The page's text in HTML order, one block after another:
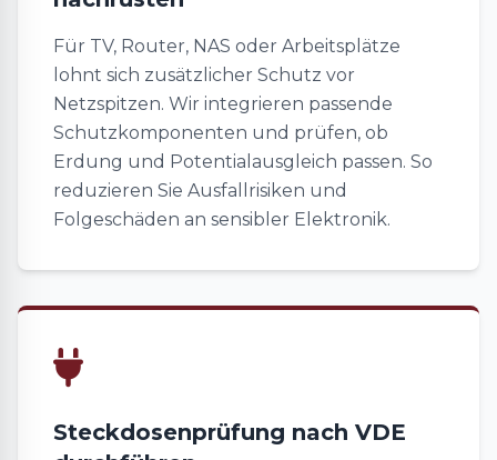
Für TV, Router, NAS oder Arbeitsplätze
lohnt sich zusätzlicher Schutz vor
Netzspitzen. Wir integrieren passende
Schutzkomponenten und prüfen, ob
Erdung und Potentialausgleich passen. So
reduzieren Sie Ausfallrisiken und
Folgeschäden an sensibler Elektronik.
Steckdosenprüfung nach VDE